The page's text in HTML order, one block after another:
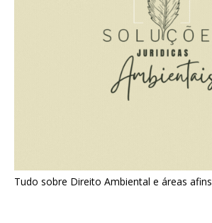
Tudo sobre Direito Ambiental e áreas afins